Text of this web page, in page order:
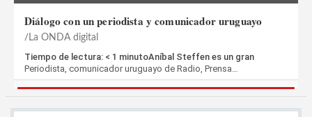
Diálogo con un periodista y comunicador uruguayo
La ONDA digital
Tiempo de lectura: < 1 minutoAníbal Steffen es un gran
Periodista, comunicador uruguayo de Radio, Prensa…